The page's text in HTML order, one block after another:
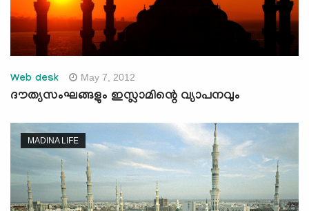
Web desk May 7, 2012
ദൗത്യസംഘങ്ങളും ഇസ്ലാമിന്റെ വ്യാപനവും
MADINA LIFE